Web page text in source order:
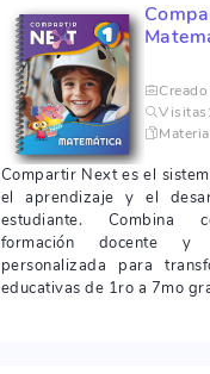
Creado
Visitas
Compartir Next es el
el aprendizaje y el
estudiante. Combina
formación docente y
personalizada para
educativas de 1ro a 7mo